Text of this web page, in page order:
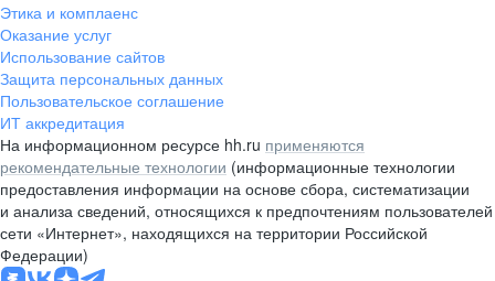
Этика и комплаенс
Оказание услуг
Использование сайтов
Защита персональных данных
Пользовательское соглашение
ИТ аккредитация
На информационном ресурсе hh.ru применяются
рекомендательные технологии (информационные технологии
предоставления информации на основе сбора, систематизации
и анализа сведений, относящихся к предпочтениям пользователей
сети «Интернет», находящихся на территории Российской
Федерации)